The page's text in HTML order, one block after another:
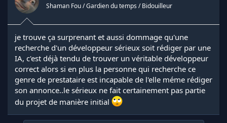
Shaman Fou / Gardien du temps / Bidouilleur
je trouve ça surprenant et aussi dommage qu'une
recherche d'un développeur sérieux soit rédiger par une
IA, c'est déjà tendu de trouver un véritable développeur
correct alors si en plus la personne qui recherche ce
genre de prestataire est incapable de l'elle méme rédiger
son annonce..le sérieux ne fait certainement pas partie
du projet de manière initial